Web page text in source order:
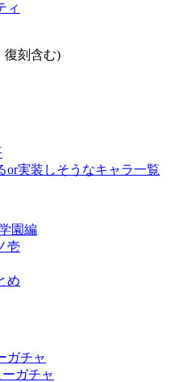
ィ
復刻含む)
or実装しそうなキャラ一覧
園編
壱
め
ガチャ
ガチャ